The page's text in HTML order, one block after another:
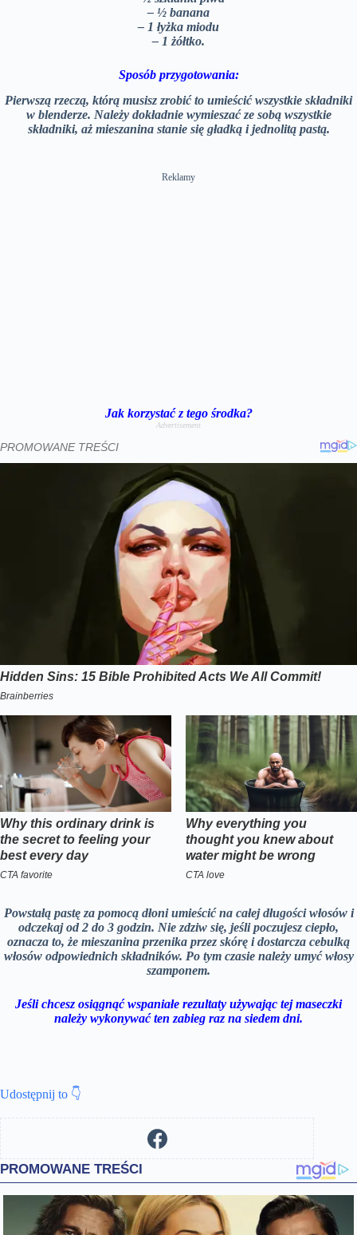
– ½ banana
– 1 łyżka miodu
– 1 żółtko.
Sposób przygotowania:
Pierwszą rzeczą, którą musisz zrobić to umieścić wszystkie składniki
w blenderze. Należy dokładnie wymieszać ze sobą wszystkie
składniki, aż mieszanina stanie się gładką i jednolitą pastą.
Reklamy
Jak korzystać z tego środka?
Advertisement
Powstałą pastę za pomocą dłoni umieścić na całej długości włosów i
odczekaj od 2 do 3 godzin. Nie zdziw się, jeśli poczujesz ciepło,
oznacza to, że mieszanina przenika przez skórę i dostarcza cebulką
włosów odpowiednich składników. Po tym czasie należy umyć włosy
szamponem.
Jeśli chcesz osiągnąć wspaniałe rezultaty używając tej maseczki
należy wykonywać ten zabieg raz na siedem dni.
Udostępnij to 👇